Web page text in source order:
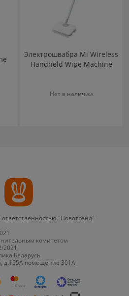
Электрошвабра Mi Wireless
Handheld Wipe Machine
Нет в наличии
"Новотрэнд"
комитетом
2021
Беларусь
д.155А помещение 301А